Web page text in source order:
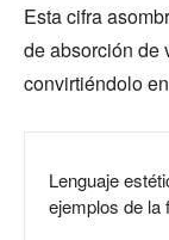
Esta cifra
de absorción de
convirtiéndolo
Lenguaje
ejemplos de la